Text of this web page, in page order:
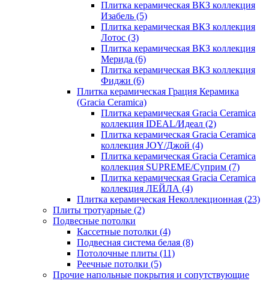
Плитка керамическая ВКЗ коллекция
Изабель (5)
Плитка керамическая ВКЗ коллекция
Лотос (3)
Плитка керамическая ВКЗ коллекция
Мерида (6)
Плитка керамическая ВКЗ коллекция
Фиджи (6)
Плитка керамическая Грация Керамика
(Gracia Ceramica)
Плитка керамическая Gracia Ceramica
коллекция IDEAL/Идеал (2)
Плитка керамическая Gracia Ceramica
коллекция JOY/Джой (4)
Плитка керамическая Gracia Ceramica
коллекция SUPREME/Суприм (7)
Плитка керамическая Gracia Ceramica
коллекция ЛЕЙЛА (4)
Плитка керамическая Неколлекционная (23)
Плиты тротуарные (2)
Подвесные потолки
Кассетные потолки (4)
Подвесная система белая (8)
Потолочные плиты (11)
Реечные потолки (5)
Прочие напольные покрытия и сопутствующие